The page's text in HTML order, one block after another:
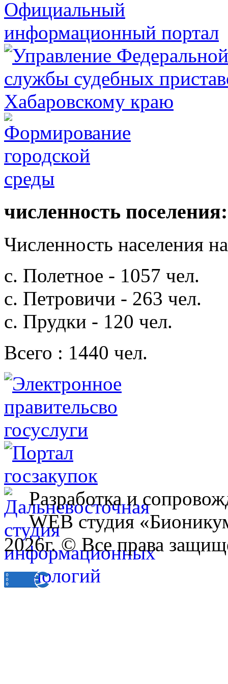
численность поселения:
Численность населения
с. Полетное - 1057 чел.
с. Петровичи - 263 чел.
с. Прудки - 120 чел.
Всего : 1440 чел.
Разработка и
WEB студия
2026г. © Все права